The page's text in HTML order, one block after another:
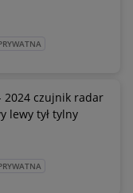
2024 czujnik radar
lewy tył tylny